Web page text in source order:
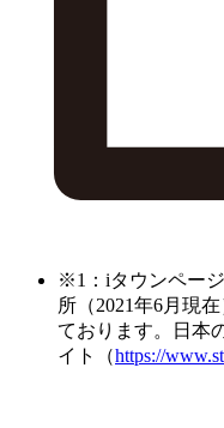
※1：iタウンペー
所（2021年6月現
ております。日本
イト（https://